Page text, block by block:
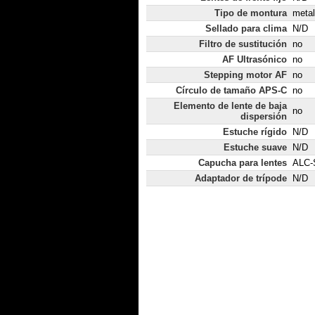
Tipo de montura metal
Sellado para clima
N/D
Filtro de sustitución no
AF Ultrasónico no
Stepping motor AF no
Círculo de tamaño APS-C no
Elemento de lente de baja
dispersión
no
Estuche rígido
N/D
Estuche suave
N/D
Capucha para lentes ALC-
Adaptador de trípode
N/D